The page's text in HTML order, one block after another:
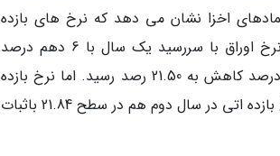
اخزا نشان می دهد که نرخ های بازده
نسبت به روز معاملاتی گذشته در سررسیدهای میان مدت کاهشی بودند. نرخ اوراق با سررسید یک سال با 6 دهم درصد
کاهش به 21.17 درصد رسید. نرخ بازده اوراق با سررسید دو سال با 3 دهم درصد کاهش به 21.50 رصد رسید. اما نرخ بازده
اوراق با سررسید سه سال با یک دهم درصد کاهش به 21.70 درصد رسید. نرخ بازده اتی در سال دوم هم در سطح 21.84 باثبات